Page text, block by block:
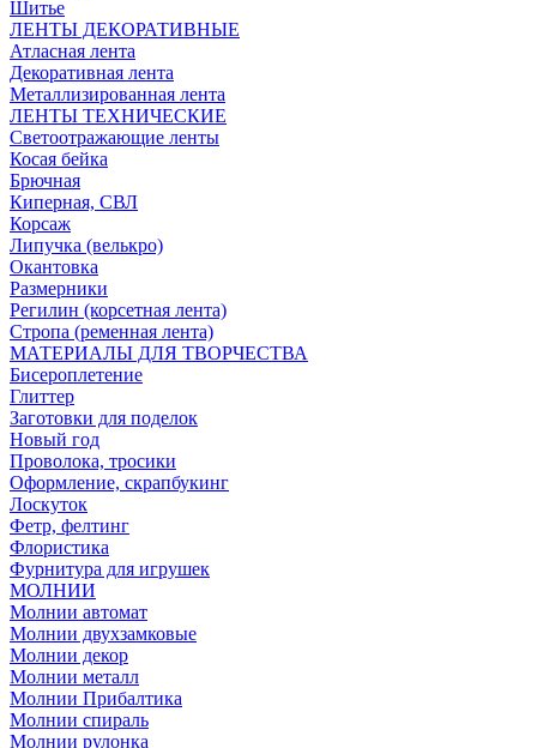
Шитье
ЛЕНТЫ ДЕКОРАТИВНЫЕ
Атласная лента
Декоративная лента
Металлизированная лента
ЛЕНТЫ ТЕХНИЧЕСКИЕ
Светоотражающие ленты
Косая бейка
Брючная
Киперная, СВЛ
Корсаж
Липучка (велькро)
Окантовка
Размерники
Регилин (корсетная лента)
Стропа (ременная лента)
МАТЕРИАЛЫ ДЛЯ ТВОРЧЕСТВА
Бисероплетение
Глиттер
Заготовки для поделок
Новый год
Проволока, тросики
Оформление, скрапбукинг
Лоскуток
Фетр, фелтинг
Флористика
Фурнитура для игрушек
МОЛНИИ
Молнии автомат
Молнии двухзамковые
Молнии декор
Молнии металл
Молнии Прибалтика
Молнии спираль
Молнии рулонка